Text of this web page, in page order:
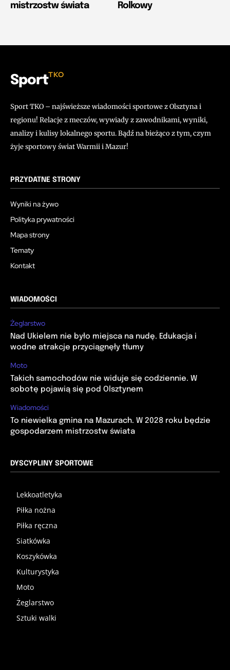
mistrzostw świata
Rolkowy
SportTKO
Sport TKO – najświeższe wiadomości sportowe z Olsztyna i
regionu! Relacje z meczów, wywiady z zawodnikami, wyniki,
analizy i kulisy lokalnego sportu. Bądź na bieżąco z tym, czym
żyje sportowy świat Warmii i Mazur!
PRZYDATNE STRONY
Wyniki na żywo
Polityka prywatności
Mapa strony
Tematy
Kontakt
WIADOMOŚCI
Żeglarstwo
Nad Ukielem nie było miejsca na nudę. Edukacja i
wodne atrakcje przyciągnęły tłumy
Moto
Takich samochodów nie widuje się codziennie. W
sobotę pojawią się pod Olsztynem
Wiadomości
To niewielka gmina na Mazurach. W 2028 roku będzie
gospodarzem mistrzostw świata
DYSCYPLINY SPORTOWE
Lekkoatletyka
Piłka nożna
Piłka ręczna
Siatkówka
Koszykówka
Kulturystyka
Moto
Żeglarstwo
Sztuki walki